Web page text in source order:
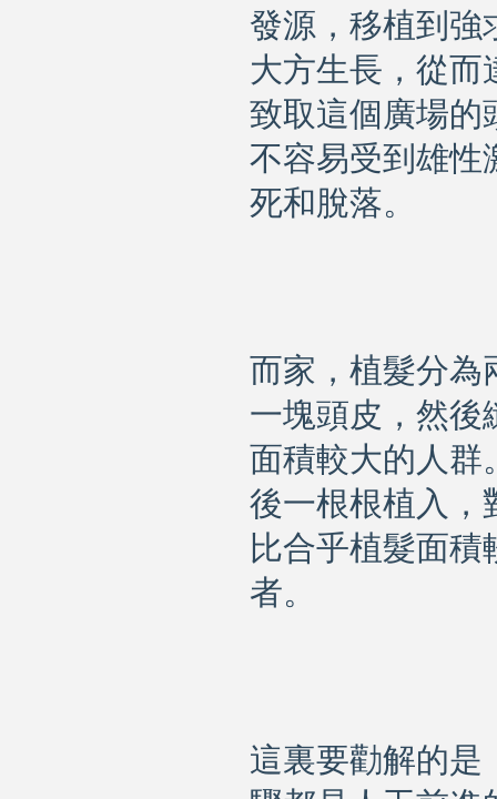
發源，移植到強
大方生長，從而
致取這個廣場的
不容易受到雄性
死和脫落。
而家，植髮分為
一塊頭皮，然後
面積較大的人群
後一根根植入，
比合乎植髮面
者。
這裏要勸解的是